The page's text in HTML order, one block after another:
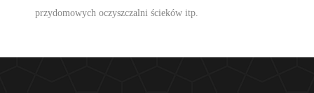
przydomowych oczyszczalni ścieków itp.